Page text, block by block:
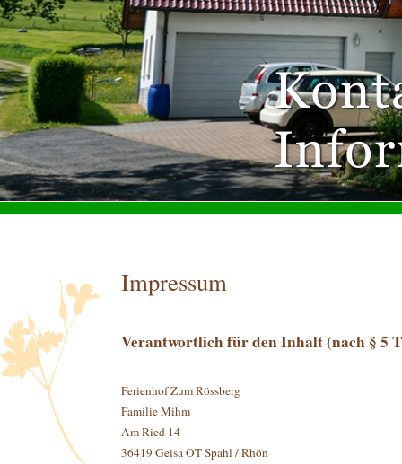
Impressum
Verantwortlich für den Inhalt (nach § 5
Ferienhof Zum Rössberg
Familie Mihm
Am Ried 14
36419 Geisa OT Spahl / Rhön